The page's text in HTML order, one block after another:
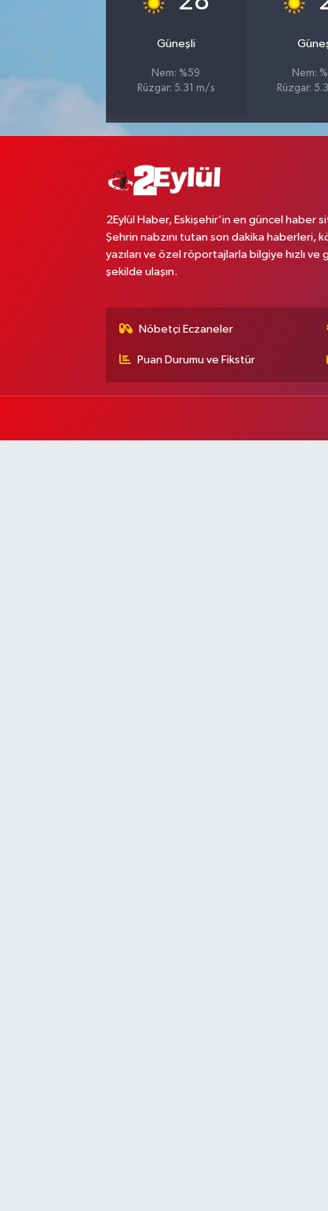
Güneşli
Nem: %59
Rüzgar: 5.31 m/s
Nem:
Rüzgar:
2Eylül Haber, Eskişehir’in en güncel haber
Şehrin nabzını tutan son dakika haberleri,
yazıları ve özel röportajlarla bilgiye hızlı ve
şekilde ulaşın.
Nöbetçi Eczaneler
Puan Durumu ve Fikstür